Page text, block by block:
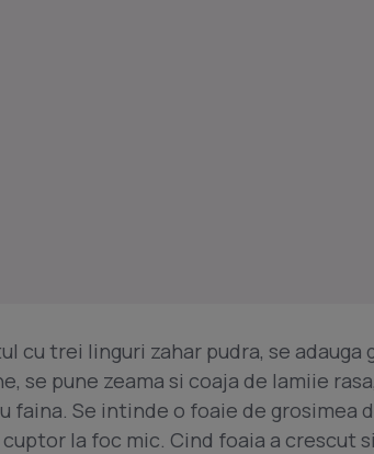
cu trei linguri zahar pudra, se adauga
se pune zeama si coaja de lamiie
faina. Se intinde o foaie de grosimea
cuptor la foc mic. Cind foaia a crescut